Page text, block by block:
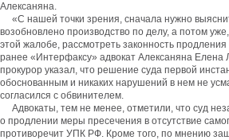
Алексаняна.
«С нашей точки зрения, сначала нужно
возобновлено производство по делу, а потом
этой жалобе, рассмотреть законность
ранее «Интерфаксу» адвокат Алексаняна Елена
прокурор указал, что решение суда первой
обоснованным и никаких нарушений в нем не
согласился с обвинителем.
Адвокаты, тем не менее, отметили, что суд
о продлении меры пресечения в отсутствие
противоречит УПК РФ. Кроме того, по мнению